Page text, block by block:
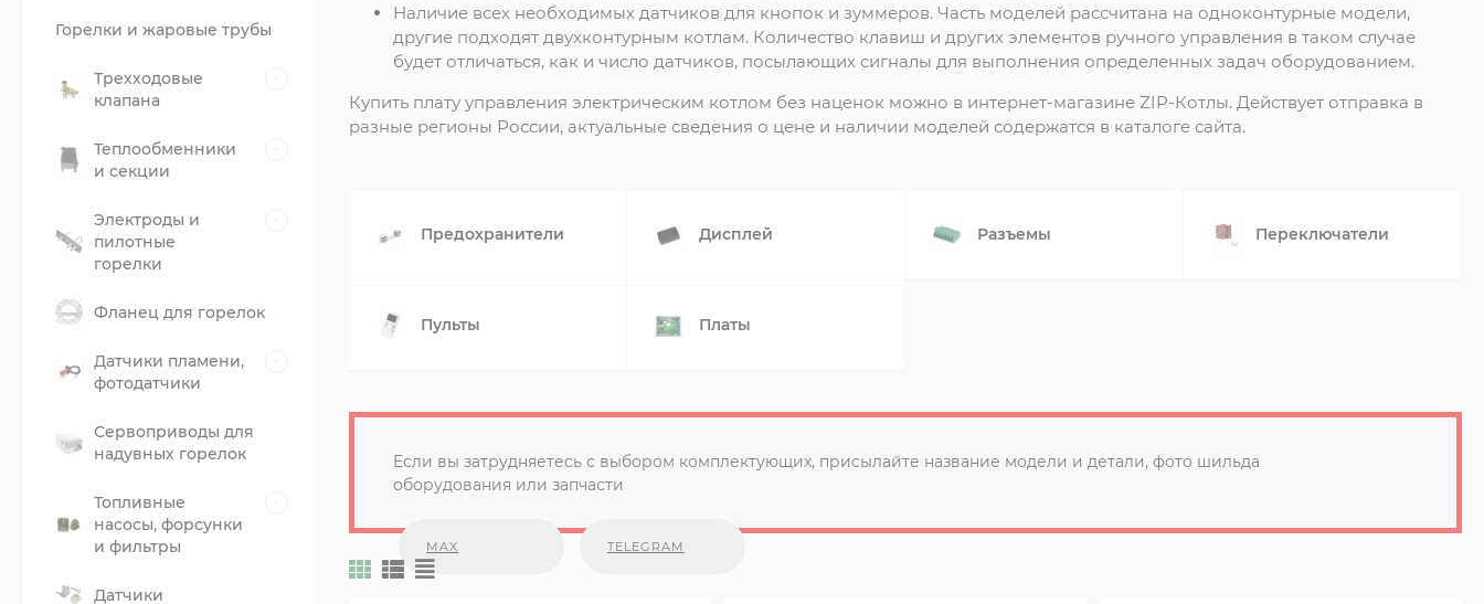
Наличие всех необходимых датчиков для кнопок и зуммеров. Часть моделей рассчитана на одноконтурные модели,
другие подходят двухконтурным котлам. Количество клавиш и других элементов ручного управления в таком случае
будет отличаться, как и число датчиков, посылающих сигналы для выполнения определенных задач оборудованием.
Купить плату управления электрическим котлом без наценок можно в интернет-магазине ZIP-Котлы. Действует отправка в
разные регионы России, актуальные сведения о цене и наличии моделей содержатся в каталоге сайта.
Предохранители Дисплей Разъемы Переключатели
Пульты Платы
Если вы затрудняетесь с выбором комплектующих, присылайте название модели и детали, фото шильда
оборудования или запчасти
MAX TELEGRAM
Горелки и жаровые трубы
Трехходовые
клапана
Теплообменники
и секции
Электроды и
пилотные
горелки
Фланец для горелок
Датчики пламени,
фотодатчики
Сервоприводы для
надувных горелок
Топливные
насосы, форсунки
и фильтры
Датчики